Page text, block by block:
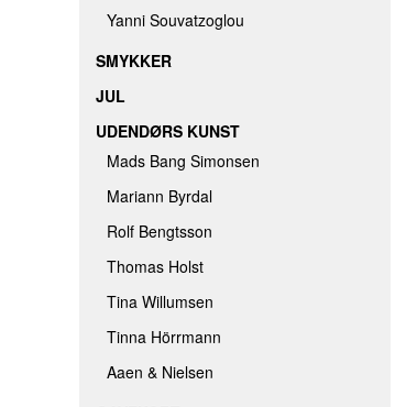
Yanni Souvatzoglou
SMYKKER
JUL
UDENDØRS KUNST
Mads Bang Simonsen
Mariann Byrdal
Rolf Bengtsson
Thomas Holst
Tina Willumsen
Tinna Hörrmann
Aaen & Nielsen